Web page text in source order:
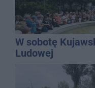
W sobotę
Ludowej